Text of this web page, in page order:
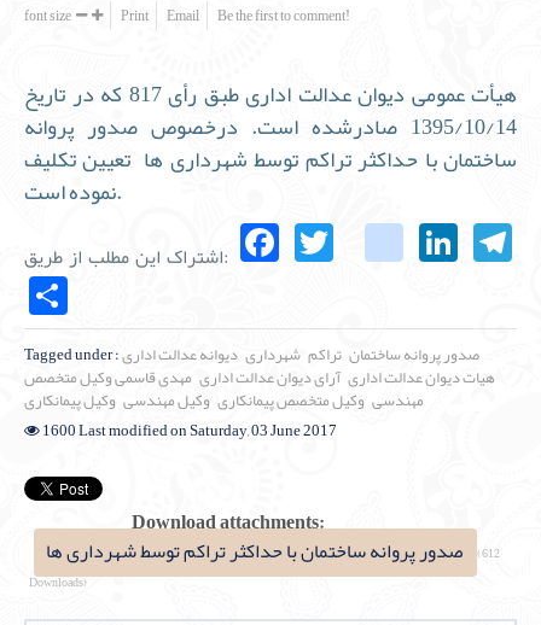
font size Print Email Be the first to comment!
هیأت عمومی دیوان عدالت اداری طبق رأی 817 که در تاریخ
1395/10/14 صادرشده است. درخصوص صدور پروانه
ساختمان با حداکثر تراکم توسط شهرداری ها تعیین تکلیف
نموده است.
اشتراک این مطلب از طریق: Facebook
Twitter
Share
Tagged under : صدور پروانه ساختمان تراکم شهرداری دیوانه عدالت اداری
هیات دیوان عدالت اداری آرای دیوان عدالت اداری مهدی قاسمیوکیل متخصص
مهندسی وکیل متخصص پیمانکاری وکیل مهندسی وکیل پیمانکاری
1600Last modified on Saturday, 03 June 2017
Download attachments:
صدور پروانه ساختمان با حداکثر تراکم توسط شهرداری ها
(612
Downloads)